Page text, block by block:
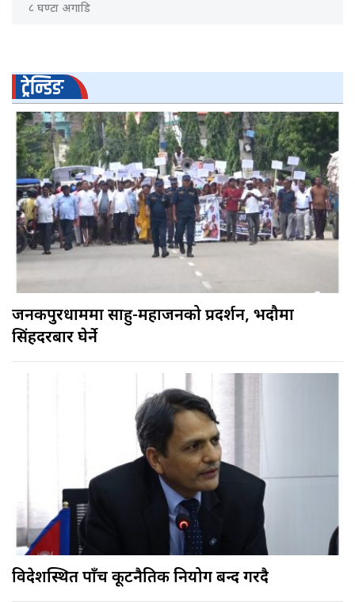
८ घण्टा अगाडि
ट्रेन्डिङ
जनकपुरधाममा साहु-महाजनको प्रदर्शन, भदौमा
सिंहदरबार घेर्ने
विदेशस्थित पाँच कूटनैतिक नियोग बन्द गरिँदै